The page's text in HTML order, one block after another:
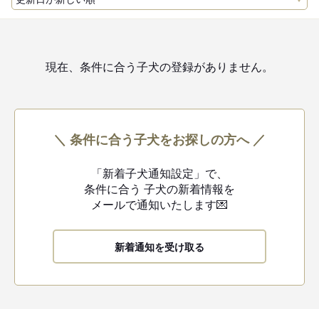
現在、条件に合う子犬の登録がありません。
＼ 条件に合う子犬をお探しの方へ ／
「新着子犬通知設定」で、
条件に合う 子犬の新着情報を
メールで通知いたします💌
新着通知を受け取る